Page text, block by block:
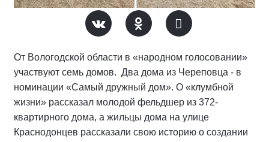
От Вологодской области в «народном голосовании»
участвуют семь домов. Два дома из Череповца - в
номинации «Самый дружный дом». О «клумбной
жизни» рассказал молодой фельдшер из 372-
квартирного дома, а жильцы дома на улице
Краснодонцев рассказали свою историю о создании